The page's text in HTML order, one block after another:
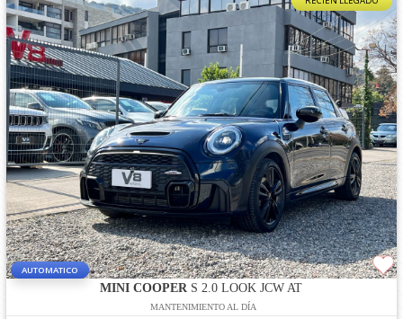
AUTOMATICO
MINI COOPER S 2.0 LOOK JCW AT
MANTENIMIENTO AL DÍA